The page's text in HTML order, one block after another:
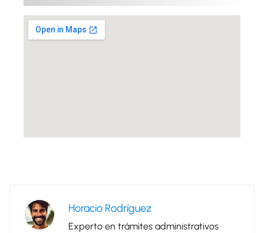
Horacio Rodríguez
Experto en trámites administrativos